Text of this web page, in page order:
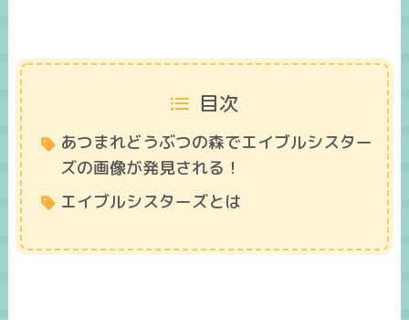
目次
あつまれどうぶつの森でエイブルシスター
ズの画像が発見される！
エイブルシスターズとは